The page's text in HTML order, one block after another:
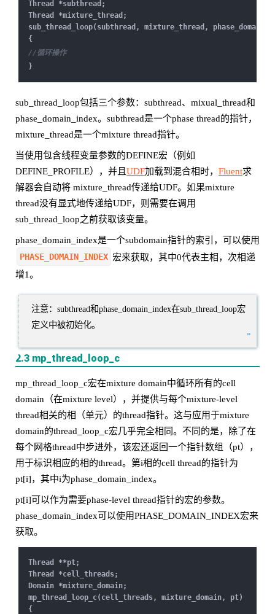
Thread *subthread;
Thread *mixture_thread;
sub_thread_loop(subthread, mixture_thread,
{
//循环操作
}
sub_thread_loop包括三个参数：subthread、mixual_thread和
phase_domain_index。subthread是一个phase thread的指针，
mixture_thread是一个mixture thread指针。
当使用包含线程变量参数的DEFINE宏（例如
DEFINE_PROFILE），并且 UDF加载到混合相时， Fluent求
解器会自动将 mixture_thread传递给UDF。如果mixture
thread没有显式地传递给UDF，则需要在调用
sub_thread_loop之前获取该变量。
phase_domain_index是一个subdomain指针的索引，可以使用
PHASE_DOMAIN_INDEX 宏来获取，其中0代表主相，次相递
增1。
注意：subthread和phase_domain_index在sub_thread_loop宏
定义中被初始化。
”
2.3 mp_thread_loop_c
mp_thread_loop_c宏在mixture domain中循环所有的cell
domain（在mixture level），并提供与每个mixture-level
thread相关的相（单元）的thread指针。这与应用于mixture
domain的thread_loop_c宏几乎完全相同。不同的是，除了在
每个网格thread中步进外，该宏还返回一个指针数组（pt），
用于标识相应的相的thread。第i相的cell thread的指针为
pt[i]，其中i为phase_domain_index。
pt[i]可以作为需要phase-level thread指针的宏的参数。
phase_domain_index可以使用PHASE_DOMAIN_INDEX宏来
获取。
Thread **pt;
Thread *cell_threads;
Domain *mixture_domain;
mp_thread_loop_c(cell_threads, mixture_domain, pt)
{